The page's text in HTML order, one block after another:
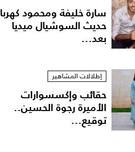
سارة خليفة ومحمود كهربا
حديث السوشيال ميديا
بعد...
إطلالات المشاهير
حقائب وإكسسوارات
الأميرة رجوة الحسين..
توقيع...